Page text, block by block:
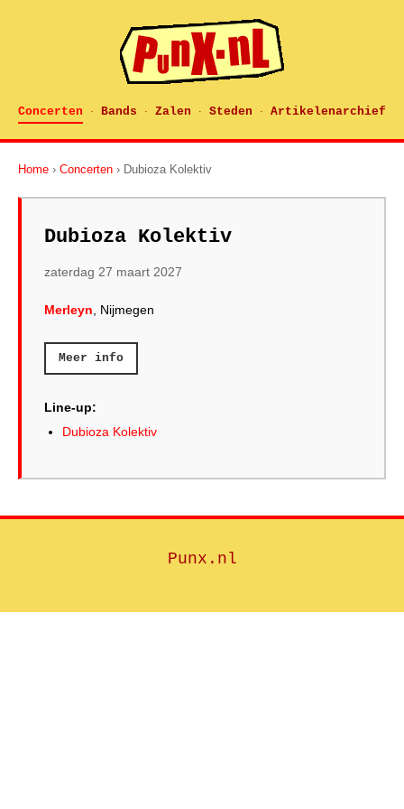
Concerten · Bands · Zalen · Steden · Artikelenarchief
Home › Concerten › Dubioza Kolektiv
Dubioza Kolektiv
zaterdag 27 maart 2027
Merleyn , Nijmegen
Meer info
Line-up:
Dubioza Kolektiv
Punx.nl